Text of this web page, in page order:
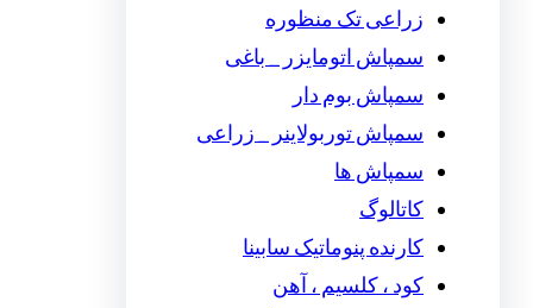
زراعی تک منظوره
سمپاش اتومایزر _ باغی
سمپاش بوم دار
سمپاش توربولاینر _ زراعی
سمپاش ها
کاتالوگ
کارنده پنوماتیک سابینا
کود ، کلسیم ، آهن